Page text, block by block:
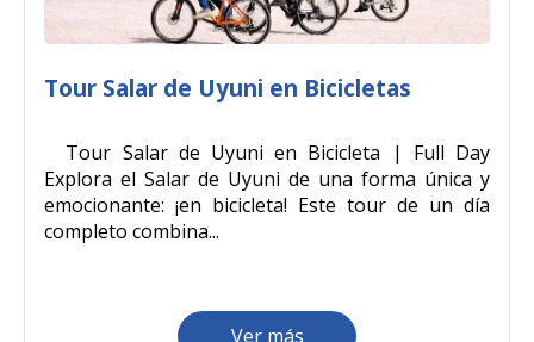
Tour Salar de Uyuni en Bicicletas
Tour Salar de Uyuni en Bicicleta | Full Day
Explora el Salar de Uyuni de una forma única y
emocionante: ¡en bicicleta! Este tour de un día
completo combina...
Ver más